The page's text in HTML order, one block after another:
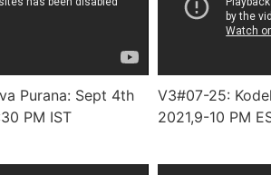
Purana: Sept 4th
PM IST
V3#07-25:
2021,9-10 PM